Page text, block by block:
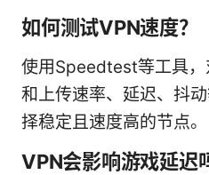
如何测试VPN速度？
使用Speedtest等工具
和上传速率、延迟、抖
择稳定且速度高的节点。
VPN会影响游戏延迟